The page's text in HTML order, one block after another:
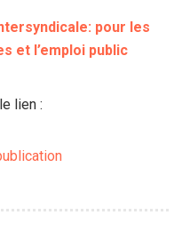
pour les
et l’emploi public
lien :